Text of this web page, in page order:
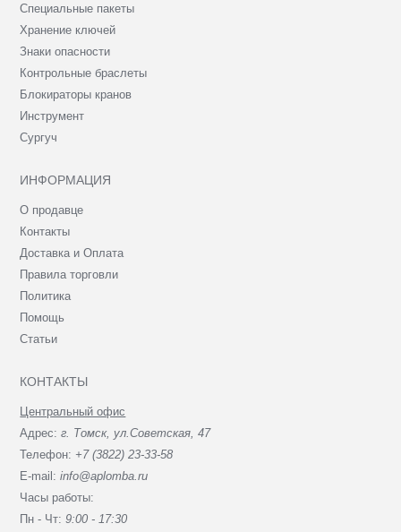
Специальные пакеты
Хранение ключей
Знаки опасности
Контрольные браслеты
Блокираторы кранов
Инструмент
Сургуч
ИНФОРМАЦИЯ
О продавце
Контакты
Доставка и Оплата
Правила торговли
Политика
Помощь
Статьи
КОНТАКТЫ
Центральный офис
Адрес:г. Томск, ул.Советская, 47
Телефон: +7 (3822) 23-33-58
E-mail:info@aplomba.ru
Часы работы:
Пн - Чт:9:00 - 17:30